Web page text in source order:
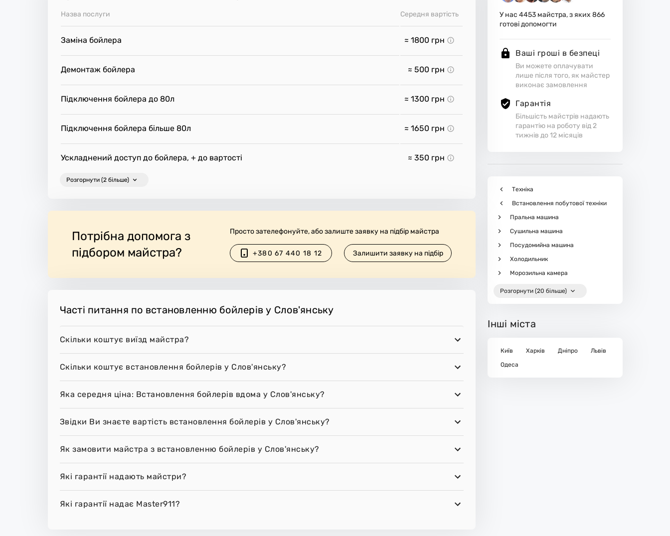
ісце.
У нас4453 майстра, з яких866
готові допомогти
Ваші гроші в безпеці
Ви можете оплачувати
лише після того, як майстер
виконає замовлення
Гарантія
Більшість майстрів надають
гарантію на роботу від 2
тижнів до 12 місяців
Техніка
Встановлення побутової техніки
Пральна машина
Сушильна машина
Посудомийна машина
Холодильник
Морозильна камера
Розгорнути (20 більше)
Інші міста
Київ Харків Дніпро
Львів
Одеса
Назва послуги Середня вартість
Заміна бойлера ≈ 1800 грн
Демонтаж бойлера ≈ 500 грн
Підключення бойлера до 80л ≈ 1300 грн
Підключення бойлера більше 80л ≈ 1650 грн
Ускладнений доступ до бойлера, + до вартості ≈ 350 грн
Розгорнути (2 більше)
Потрібна допомога з
підбором майстра?
Просто зателефонуйте, або залиште заявку на підбір майстра
+380 67 440 18 12 Залишити заявку на підбір
Часті питання по встановленню бойлерів у Слов'янську
Скільки коштує виїзд майстра?
Скільки коштує встановлення бойлерів у Слов'янську?
Яка середня ціна: Встановлення бойлерів вдома у Слов'янську?
Звідки Ви знаєте вартість встановлення бойлерів у Слов'янську?
Як замовити майстра з встановленню бойлерів у Слов'янську?
Які гарантії надають майстри?
Які гарантії надає Master911?